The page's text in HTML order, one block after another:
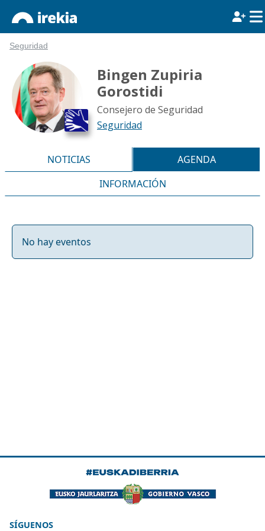
Seguridad
Bingen Zupiria
Gorostidi
Consejero de Seguridad
Seguridad
NOTICIAS
AGENDA
INFORMACIÓN
No hay eventos
SÍGUENOS